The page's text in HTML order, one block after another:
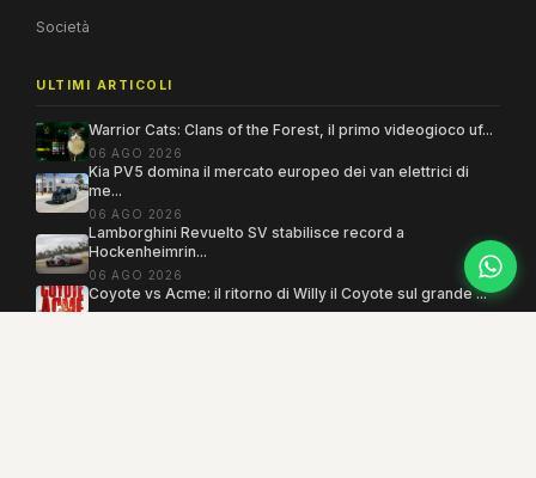
Società
ULTIMI ARTICOLI
Warrior Cats: Clans of the Forest, il primo videogioco uf...
06 AGO 2026
Kia PV5 domina il mercato europeo dei van elettrici di
me...
06 AGO 2026
Lamborghini Revuelto SV stabilisce record a
Hockenheimrin...
06 AGO 2026
Coyote vs Acme: il ritorno di Willy il Coyote sul grande ...
06 AGO 2026